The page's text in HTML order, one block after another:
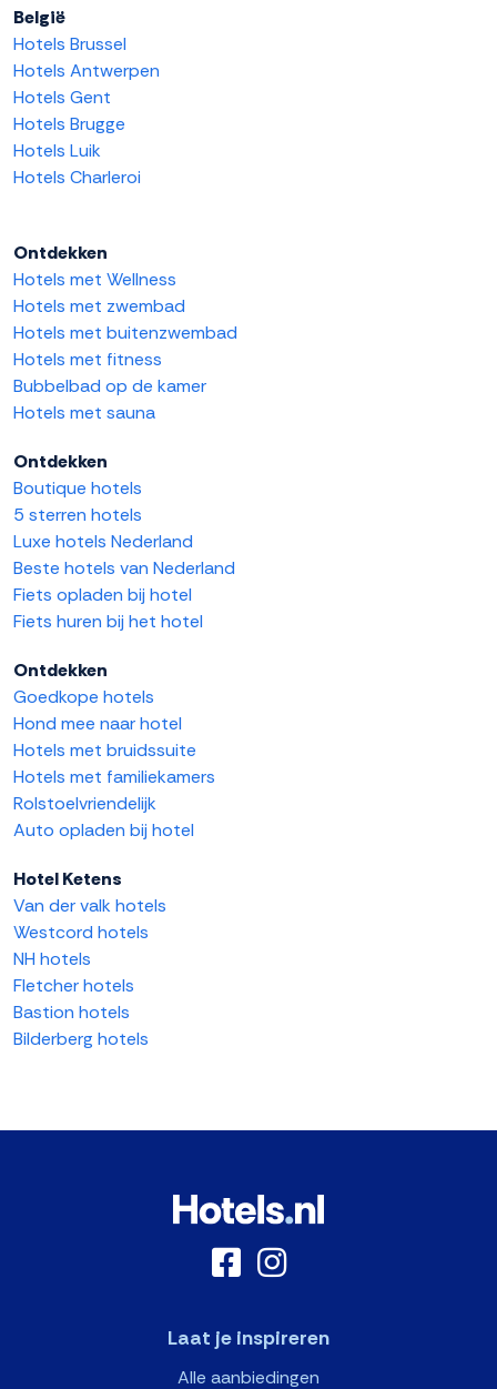
België
Hotels Brussel
Hotels Antwerpen
Hotels Gent
Hotels Brugge
Hotels Luik
Hotels Charleroi
Ontdekken
Hotels met Wellness
Hotels met zwembad
Hotels met buitenzwembad
Hotels met fitness
Bubbelbad op de kamer
Hotels met sauna
Ontdekken
Boutique hotels
5 sterren hotels
Luxe hotels Nederland
Beste hotels van Nederland
Fiets opladen bij hotel
Fiets huren bij het hotel
Ontdekken
Goedkope hotels
Hond mee naar hotel
Hotels met bruidssuite
Hotels met familiekamers
Rolstoelvriendelijk
Auto opladen bij hotel
Hotel Ketens
Van der valk hotels
Westcord hotels
NH hotels
Fletcher hotels
Bastion hotels
Bilderberg hotels
Laat je inspireren
Alle aanbiedingen